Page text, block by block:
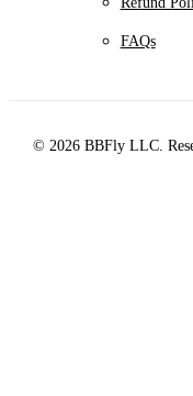
FAQs
© 2026 BBFly LLC.